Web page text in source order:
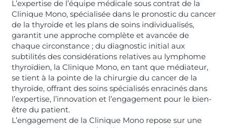
L’expertise de l’équipe médicale sous contrat de la
Clinique Mono, spécialisée dans le pronostic du cancer
de la thyroïde et les plans de soins individualisés,
garantit une approche complète et avancée de
chaque circonstance ; du diagnostic initial aux
subtilités des considérations relatives au lymphome
thyroïdien, la Clinique Mono, en tant que médiateur,
se tient à la pointe de la chirurgie du cancer de la
thyroïde, offrant des soins spécialisés enracinés dans
l’expertise, l’innovation et l’engagement pour le bien-
être du patient.
L’engagement de la Clinique Mono repose sur une